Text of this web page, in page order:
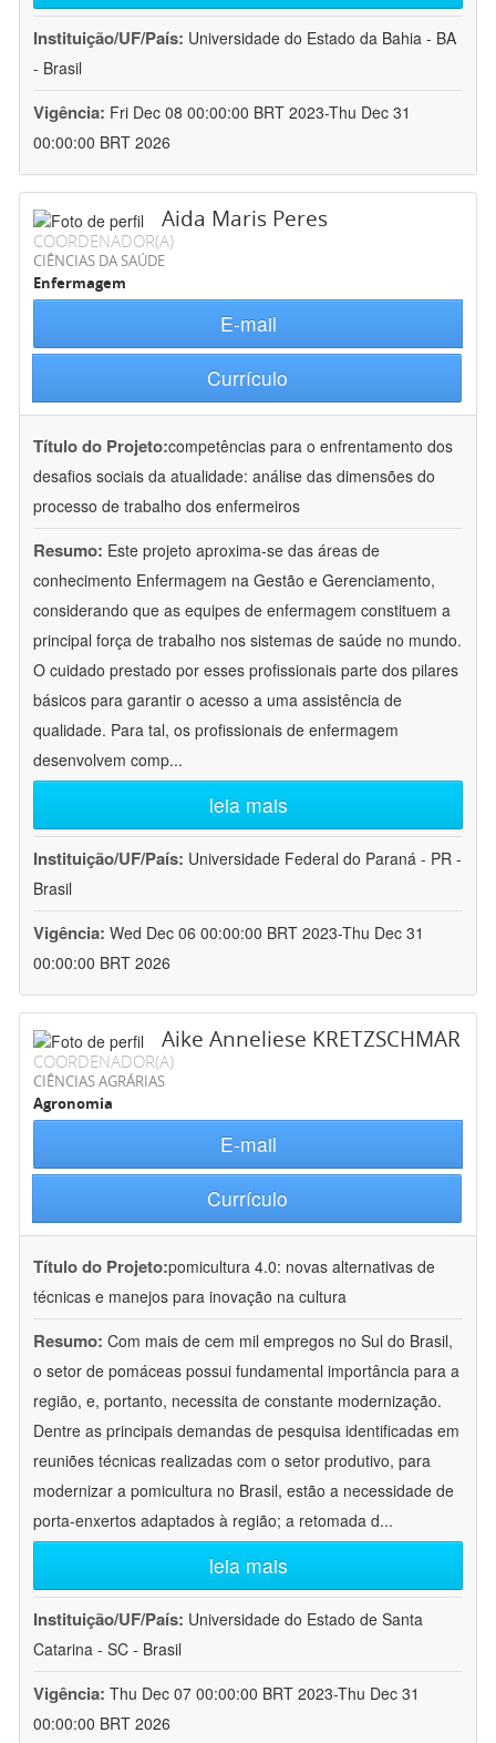
Instituição/UF/País: Universidade do Estado da Bahia - BA
- Brasil
Vigência: Fri Dec 08 00:00:00 BRT 2023-Thu Dec 31
00:00:00 BRT 2026
Aida Maris Peres
COORDENADOR(A)
CIÊNCIAS DA SAÚDE
Enfermagem
E-mail
Currículo
Título do Projeto:competências para o enfrentamento dos
desafios sociais da atualidade: análise das dimensões do
processo de trabalho dos enfermeiros
Resumo: Este projeto aproxima-se das áreas de
conhecimento Enfermagem na Gestão e Gerenciamento,
considerando que as equipes de enfermagem constituem a
principal força de trabalho nos sistemas de saúde no mundo.
O cuidado prestado por esses profissionais parte dos pilares
básicos para garantir o acesso a uma assistência de
qualidade. Para tal, os profissionais de enfermagem
desenvolvem comp...
leia mais
Instituição/UF/País: Universidade Federal do Paraná - PR -
Brasil
Vigência: Wed Dec 06 00:00:00 BRT 2023-Thu Dec 31
00:00:00 BRT 2026
Aike Anneliese KRETZSCHMAR
COORDENADOR(A)
CIÊNCIAS AGRÁRIAS
Agronomia
E-mail
Currículo
Título do Projeto:pomicultura 4.0: novas alternativas de
técnicas e manejos para inovação na cultura
Resumo: Com mais de cem mil empregos no Sul do Brasil,
o setor de pomáceas possui fundamental importância para a
região, e, portanto, necessita de constante modernização.
Dentre as principais demandas de pesquisa identificadas em
reuniões técnicas realizadas com o setor produtivo, para
modernizar a pomicultura no Brasil, estão a necessidade de
porta-enxertos adaptados à região; a retomada d...
leia mais
Instituição/UF/País: Universidade do Estado de Santa
Catarina - SC - Brasil
Vigência: Thu Dec 07 00:00:00 BRT 2023-Thu Dec 31
00:00:00 BRT 2026